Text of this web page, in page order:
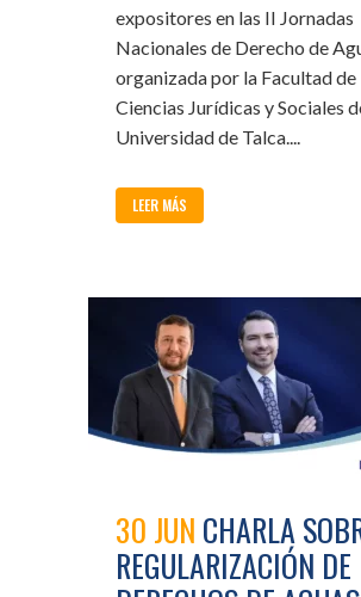
expositores en las II Jornadas
Nacionales de Derecho de
organizada por la Facultad de
Ciencias Jurídicas y Sociales
Universidad de Talca....
LEER MÁS
30 JUN CHARLA
REGULARIZACIÓN DE